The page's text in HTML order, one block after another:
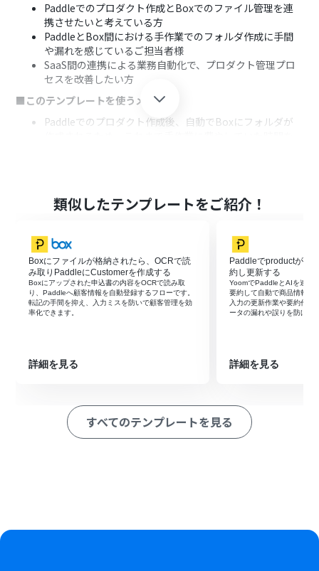
Paddleでのプロダクト作成とBoxでのファイル管理を連
携させたいと考えている方
PaddleとBox間における手作業でのフォルダ作成に手間
や漏れを感じているご担当者様
SaaS間の連携による業務自動化で、プロダクト管理プロ
セスを改善したい方
■このテンプレートを使うメリット
Paddleでのプロダクト作成後、自動でBoxにフォルダが
■フローボットの流れ
はじめに、PaddleとBoxをYoomと連携します
次に、トリガーでPaddleを選択し、「Product Created」
というアクションを設定します
次に、オペレーションで「分岐機能」を設定し、特定の
条件を満たすプロダクトが作成された場合のみ、後続の
アクションが実行されるように条件を指定します
最後に、オペレーションでBoxの「フォルダを作成する」
※「トリガー」：フロー起動のきっかけとなるアクション、「オ
■このワークフローのカスタムポイント
分岐機能では、トリガーで取得したPaddleのプロダクト
も可能です
類似したテンプレートをご紹介！
Boxにファイルが格納されたら、OCRで読
み取りPaddleにCustomerを作成する
Boxにアップされた申込書の内容をOCRで読み取
り、Paddleへ顧客情報を自動登録するフローです。
転記の手間を抑え、入力ミスを防いで顧客管理を効
率化できます。
詳細を見る
Paddleでproductが作
約し更新する
YoomでPaddleとAIを連携
要約して自動で商品情報を
入力の更新作業や要約作成
ータの漏れや誤りを防げま
詳細を見る
すべてのテンプレートを見る